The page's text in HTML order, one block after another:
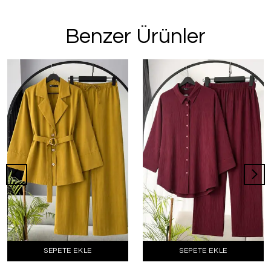
Benzer Ürünler
SEPETE EKLE SEPETE EKLE